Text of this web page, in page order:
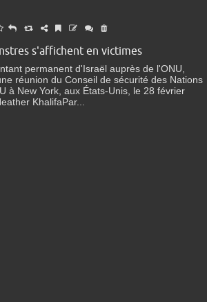
s'affichent en victimes
permanent d'Israël auprès de l'ONU,
réunion du Conseil de sécurité des Nations
à New York, aux États-Unis, le 28 février
KhalifaPar...